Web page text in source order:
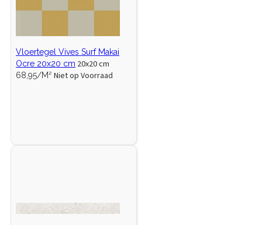
Vloertegel Vives Surf Makai
Ocre 20x20 cm 20x20 cm
68,95/M² Niet op Voorraad